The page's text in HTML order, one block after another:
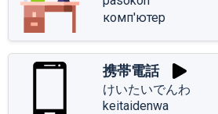
комп'ютер
携帯電話
けいたいでんわ
keitaidenwa